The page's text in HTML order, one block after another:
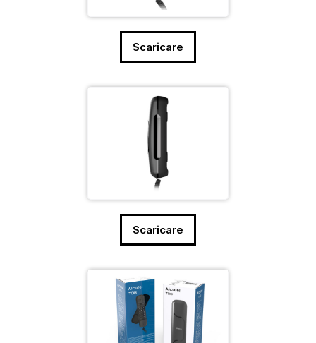
Scaricare
Scaricare